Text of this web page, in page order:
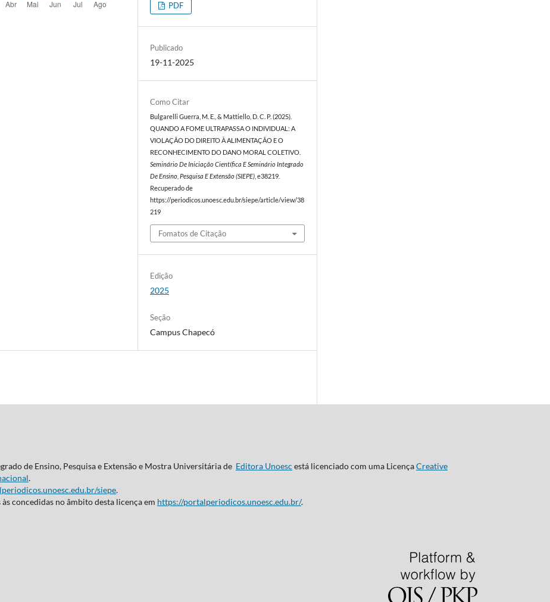
PDF
Publicado
19-11-2025
Como Citar
Bulgarelli Guerra, M. E., & Mattiello, D. C. P. (2025).
QUANDO A FOME ULTRAPASSA O INDIVIDUAL: A
VIOLAÇÃO DO DIREITO À ALIMENTAÇÃO E O
RECONHECIMENTO DO DANO MORAL COLETIVO.
Seminário De Iniciação Científica E Seminário Integrado
De Ensino, Pesquisa E Extensão (SIEPE), e38219.
Recuperado de
https://periodicos.unoesc.edu.br/siepe/article/view/38
219
Fomatos de Citação
Edição
2025
Seção
Campus Chapecó
de Ensino, Pesquisa e Extensão e Mostra Universitária de Editora Unoesc está licenciado com uma LicençaCreative
.
siepe.
concedidas no âmbito desta licença em https://portalperiodicos.unoesc.edu.br/.